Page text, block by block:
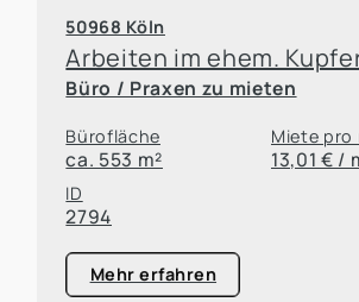
50968 Köln
Büro / Praxen zu mieten
Bürofläche
ca. 553 m²
Miete pro
13,01 € /
ID
2794
Mehr erfahren